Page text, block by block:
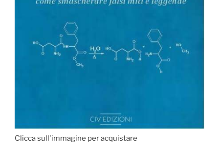
Clicca sull'immagine per acquistare